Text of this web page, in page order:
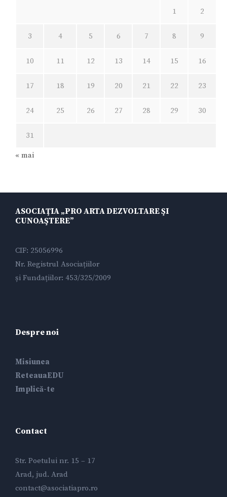
1 2
3 4 5 6 7 8 9
10 11 12 13 14 15 16
17 18 19 20 21 22 23
24 25 26 27 28 29 30
31
« mai
ASOCIAŢIA „PRO ARTA DEZVOLTARE ŞI
CUNOAŞTERE”
CIF: 25056996
Nr. Registrul Asociațiilor
și Fundațiilor: 453/325/2009
Despre noi
Misiunea
ReteauaEDU
Implică-te
Contact
Str. Poetului nr. 15 – 17
Arad, jud. Arad
contact@asociatiapro.ro